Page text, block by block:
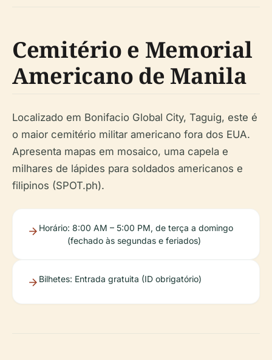
Cemitério e Memorial
Americano de Manila
Localizado em Bonifacio Global City, Taguig, este é
o maior cemitério militar americano fora dos EUA.
Apresenta mapas em mosaico, uma capela e
milhares de lápides para soldados americanos e
filipinos (SPOT.ph).
Horário: 8:00 AM – 5:00 PM, de terça a domingo
(fechado às segundas e feriados)
Bilhetes: Entrada gratuita (ID obrigatório)